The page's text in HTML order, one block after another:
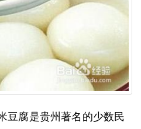
豆腐是贵州著名的少数民